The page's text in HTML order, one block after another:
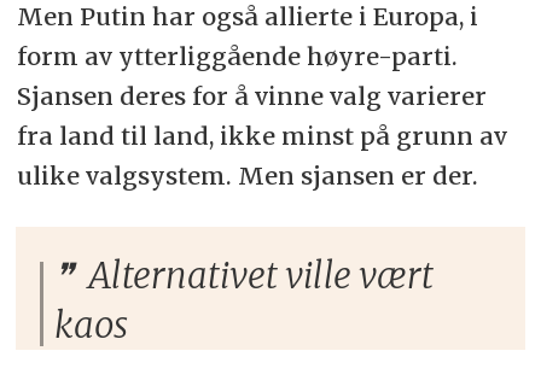
Men Putin har også allierte i Europa, i
form av ytterliggående høyre-parti.
Sjansen deres for å vinne valg varierer
fra land til land, ikke minst på grunn av
ulike valgsystem. Men sjansen er der.
Alternativet ville vært
kaos